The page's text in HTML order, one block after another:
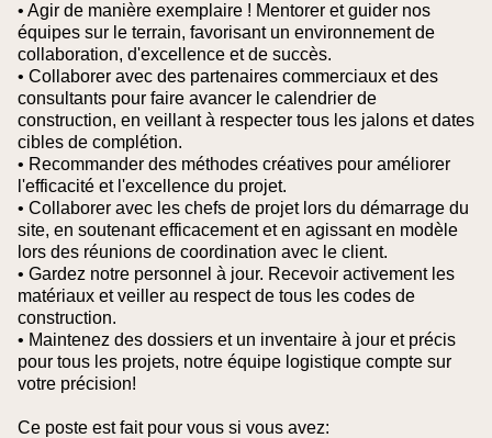
• Agir de manière exemplaire ! Mentorer et guider nos
équipes sur le terrain, favorisant un environnement de
collaboration, d'excellence et de succès.
• Collaborer avec des partenaires commerciaux et des
consultants pour faire avancer le calendrier de
construction, en veillant à respecter tous les jalons et dates
cibles de complétion.
• Recommander des méthodes créatives pour améliorer
l'efficacité et l'excellence du projet.
• Collaborer avec les chefs de projet lors du démarrage du
site, en soutenant efficacement et en agissant en modèle
lors des réunions de coordination avec le client.
• Gardez notre personnel à jour. Recevoir activement les
matériaux et veiller au respect de tous les codes de
construction.
• Maintenez des dossiers et un inventaire à jour et précis
pour tous les projets, notre équipe logistique compte sur
votre précision!
Ce poste est fait pour vous si vous avez: